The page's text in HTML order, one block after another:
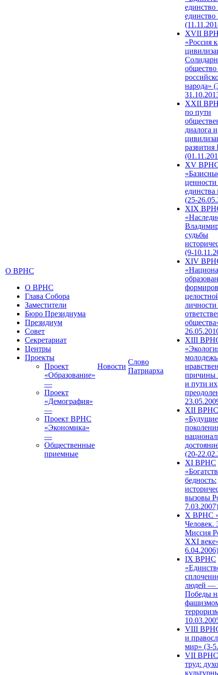
О ВРНС
О ВРНС
Глава Собора
Заместители
Бюро Президиума
Президиум
Совет
Секретариат
Центры
Проекты
Проект
«Образование»
—
Проект
«Демография»
—
Проект ВРНС
«Экономика»
—
Общественные
приемные
Новости
Слово
Патриарха
единство
единство
XVII
«Россия
народа»
XXII
по пути
диалога и
развития
XV
единства
(25-
XIX
судьбы
(9-
XIV
XIII
причины
и пути их
XII ВРНС
«Будущие
(20-
XI ВРНС
бедность:
вызовы
7.03.2007)
X ВРНС
Человек.
Миссия
XXI
6.04.2006)
IX ВРНС
людей —
Победы
VIII
и
мир» (3-
VII ВРНС
труд: